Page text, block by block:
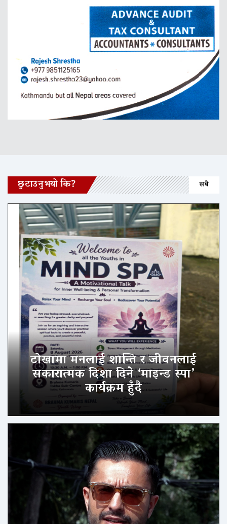
छुटाउनुभयो कि? सबै
टोखामा मनलाई शान्ति र जीवनलाई
सकारात्मक दिशा दिने ‘माइन्ड स्पा’
कार्यक्रम हुँदै